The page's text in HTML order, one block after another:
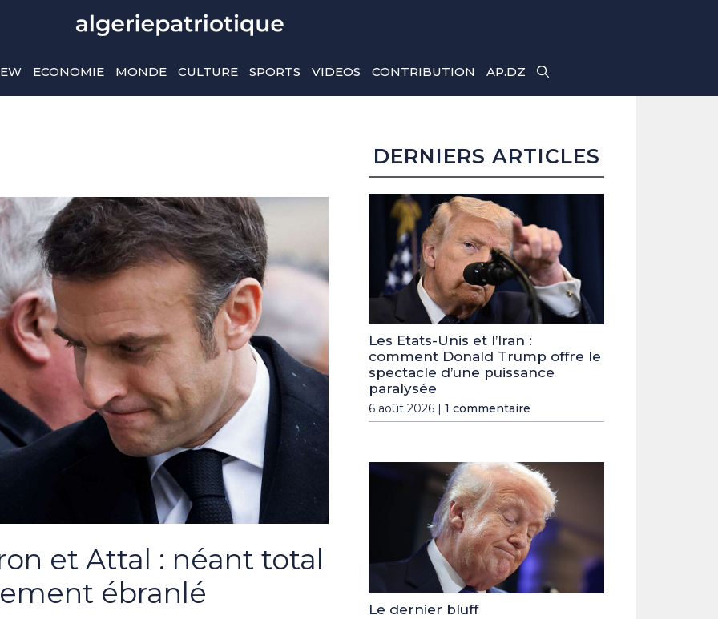
ECONOMIE MONDE CULTURE SPORTS VIDEOS CONTRIBUTION AP.DZ
et Attal : néant total
ébranlé
DERNIERS ARTICLES
Les Etats-Unis et l’Iran :
comment Donald Trump offre le
spectacle d’une puissance
paralysée
6 août 2026 | 1 commentaire
Le dernier bluff